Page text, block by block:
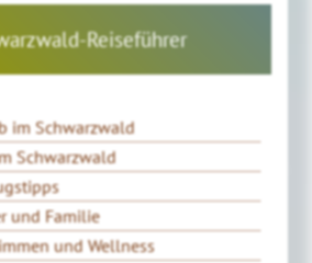
Reiseführer
im Schwarzwald
Schwarzwald
und Familie
und Wellness